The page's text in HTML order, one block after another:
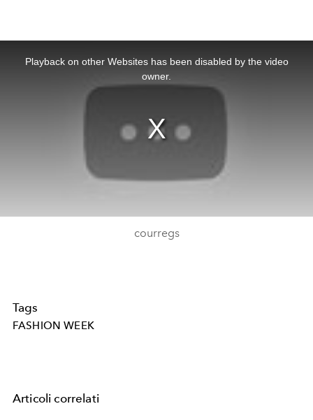
Playback on other Websites has been disabled by the video
owner.
courregs
Tags
FASHION WEEK
Articoli correlati